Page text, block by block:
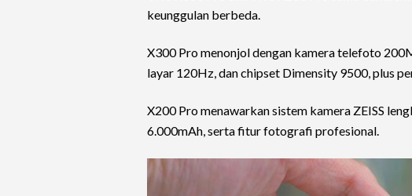
keunggulan berbeda.
X300 Pro menonjol dengan kamera telefoto
layar 120Hz, dan chipset Dimensity 9500, plus
X200 Pro menawarkan sistem kamera ZEISS
6.000mAh, serta fitur fotografi profesional.